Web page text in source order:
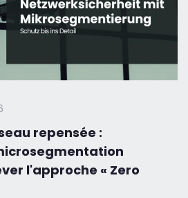
repensée :
l'approche « Zero